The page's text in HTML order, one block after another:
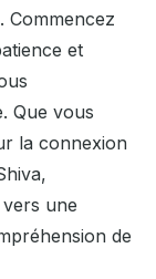
Commencez
et
Que vous
la connexion
une
de